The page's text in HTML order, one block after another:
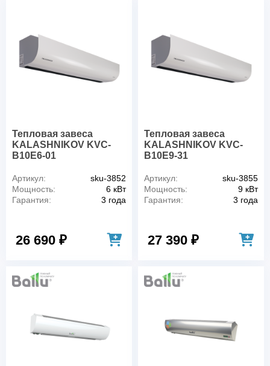
Тепловая завеса
KALASHNIKOV KVС-
B10E6-01
Артикул:
sku-3852
Мощность:
6 кВт
Гарантия:
3 года
26 690 ₽
Тепловая завеса
KALASHNIKOV KVС-
B10E9-31
Артикул:
sku-3855
Мощность:
9 кВт
Гарантия:
3 года
27 390 ₽